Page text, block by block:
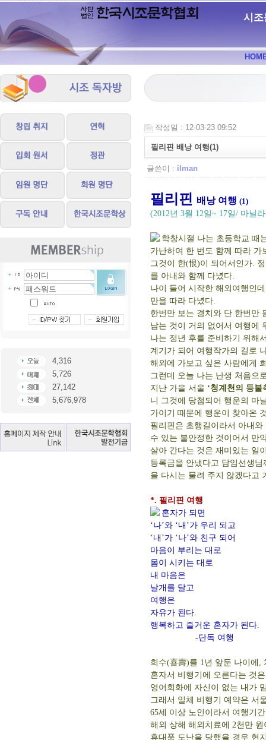
시조
4,316
5,726
27,142
5,676,978
작성일 : 12-03-23 09:52
필리핀 배낭 여행(1)
글쓴이 : ilman
필리핀 배낭 여행 (1)
(2012년 3월 12일~ 17일/ 마닐
학창시절 나는 초등학교 때
가난하여 한 번도 함께 따라
그것이 한(恨)이 되어서인가.
를 아내와 함께 다녔다.
나이 들어 시작한 해외여행인
만을 따라 다녔다.
한번만 보는 경치와 단 한번만
남는 것이 거의 없어서 여행에
나는 정년 후를 준비하기 위해
계기가 되어 여행작가의 길로
해외에 가보고 싶은 사람에게
그런데 오늘 나는 난생 처음으
지난 가을 서울 ‘청계천의 등불
니 그것에 당첨되어 행운의 마
가이기 때문에 행운이 찾아온
필리핀은 초행길이라서 아내
수 있는 불안정한 것이어서 만
살아 간다는 것은 재미있는 일
등록금을 안냈다고 담임선생
을 다시는 물려 주지 않겠다고
*. 필리핀 여행
혼자가 되면
‘나’와 ‘내’가 우리 되고
‘내’가 ‘나’와 친구 되어
마음이 부리는 대로
몸이 시키는 대로
내 마음은
날개를 달고
여행은
자유가 된다.
행복하고 즐거운 혼자가 된다.
-단독 여행
희수(喜壽)를 1년 앞둔 나이에,
혼자서 비행기에 오른다는 것
영어회화에 자신이 없는 내가
그래서 일체 비행기 예약은 서
65세 이상 노인이라서 여행기
해외 상해 해외치료에 2천만 원
휴대품 도난을 당했을 경우 현